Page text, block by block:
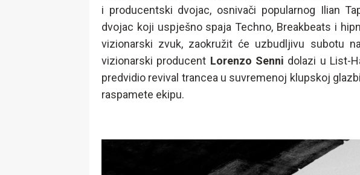
i producentski dvojac, osnivači popularnog Ilian
dvojac koji uspješno spaja Techno, Breakbeats i
vizionarski zvuk, zaokružit će uzbudljivu subotu
vizionarski producent Lorenzo Senni dolazi u List-
predvidio revival trancea u suvremenoj klupskoj
raspamete ekipu.